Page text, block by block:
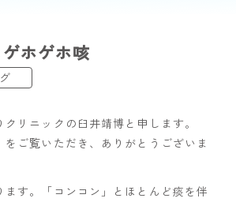
ホゲホ咳
リニックの臼井靖博と申します。
をご覧いただき、ありがとうございま
ます。「コンコン」とほとんど痰を伴